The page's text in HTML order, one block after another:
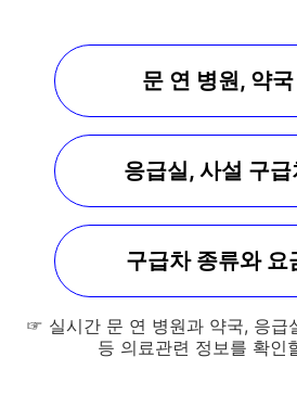
문 연 병원, 약
응급실, 사설 구급
구급차 종류와 요
☞ 실시간 문 연 병원과 약국, 응급
등 의료관련 정보를 확인